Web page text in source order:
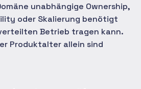
unabhängige Ownership,
oder Skalierung benötigt
Betrieb tragen kann.
Produktalter allein sind